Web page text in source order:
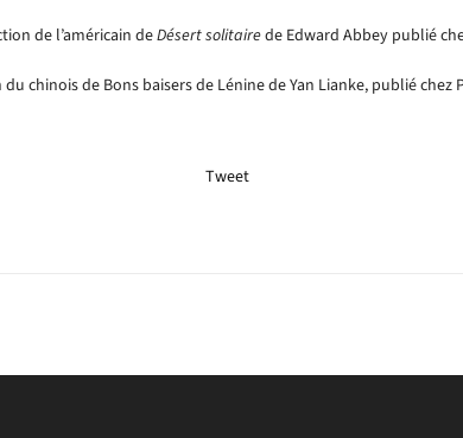
de l’américain deDésert solitairede Edward Abbey publié
chinois de Bons baisers de Lénine de Yan Lianke, publié chez
Tweet